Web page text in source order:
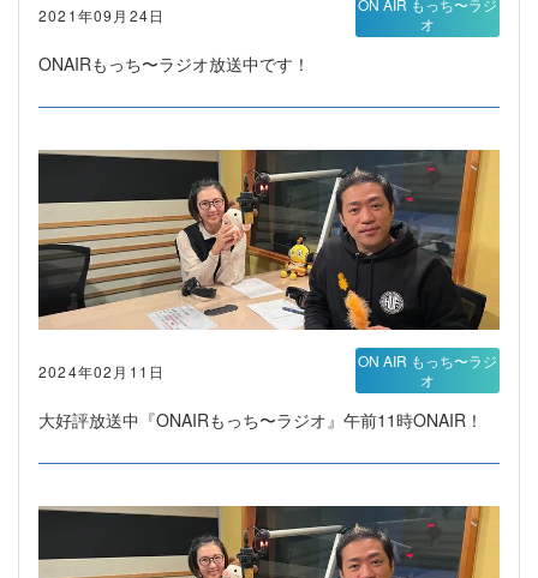
2021年09月24日
ONAIRもっち〜ラジオ放送中です！
ON AIR もっち〜ラジ
オ
2024年02月11日
大好評放送中『ONAIRもっち〜ラジオ』午前11時ONAIR！
ON AIR もっち〜ラジ
オ